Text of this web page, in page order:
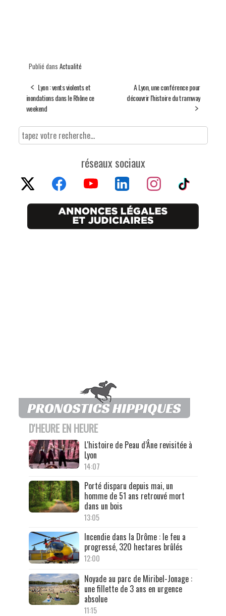
Publié dans Actualité
Lyon : vents violents et
inondations dans le Rhône ce
weekend
A Lyon, une conférence pour
découvrir l'histoire du tramway
réseaux sociaux
D'HEURE EN HEURE
L'histoire de Peau d’Âne revisitée à
Lyon
14:07
Porté disparu depuis mai, un
homme de 51 ans retrouvé mort
dans un bois
13:05
Incendie dans la Drôme : le feu a
progressé, 320 hectares brûlés
12:00
Noyade au parc de Miribel-Jonage :
une fillette de 3 ans en urgence
absolue
11:15